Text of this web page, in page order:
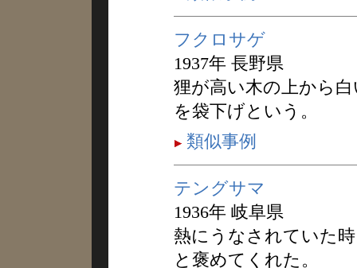
フクロサゲ
1937年 長野県
狸が高い木の上から
を袋下げという。
類似事例
テングサマ
1936年 岐阜県
熱にうなされていた
と褒めてくれた。